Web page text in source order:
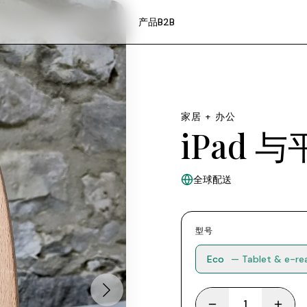
产品B2B
家居 + 办公
iPad 与
全球配送
型号
Eco — Tablet & e-
1